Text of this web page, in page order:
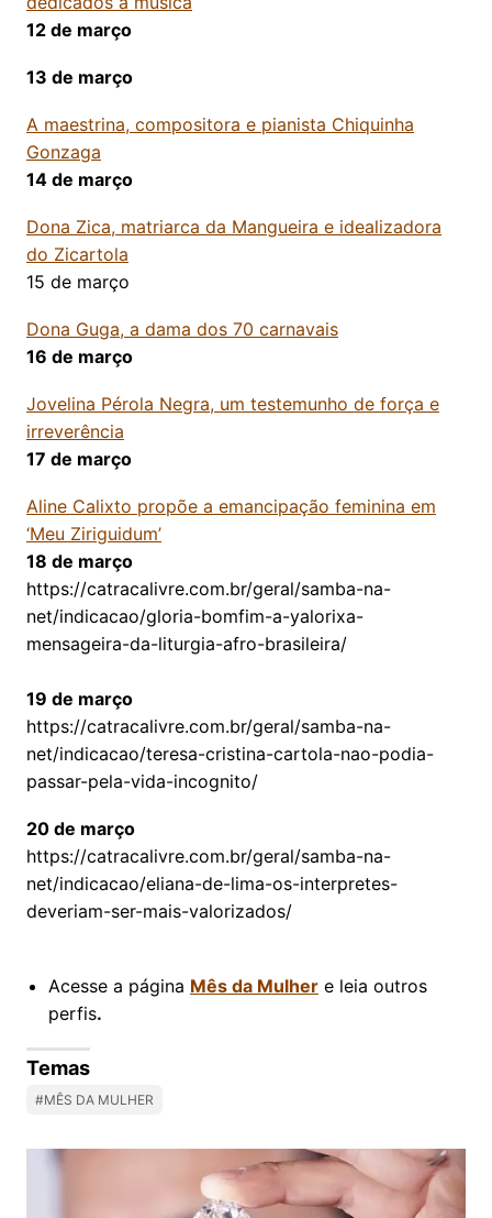
12 de março
13 de março
A maestrina, compositora e pianista Chiquinha
Gonzaga
14 de março
Dona Zica, matriarca da Mangueira e idealizadora
do Zicartola
15 de março
Dona Guga, a dama dos 70 carnavais
16 de março
Jovelina Pérola Negra, um testemunho de força e
irreverência
17 de março
Aline Calixto propõe a emancipação feminina em
‘Meu Ziriguidum’
18 de março
https://catracalivre.com.br/geral/samba-na-
net/indicacao/gloria-bomfim-a-yalorixa-
mensageira-da-liturgia-afro-brasileira/
19 de março
https://catracalivre.com.br/geral/samba-na-
net/indicacao/teresa-cristina-cartola-nao-podia-
passar-pela-vida-incognito/
20 de março
https://catracalivre.com.br/geral/samba-na-
net/indicacao/eliana-de-lima-os-interpretes-
deveriam-ser-mais-valorizados/
Acesse a página Mês da Mulher e leia outros
perfis.
Temas
#MÊS DA MULHER